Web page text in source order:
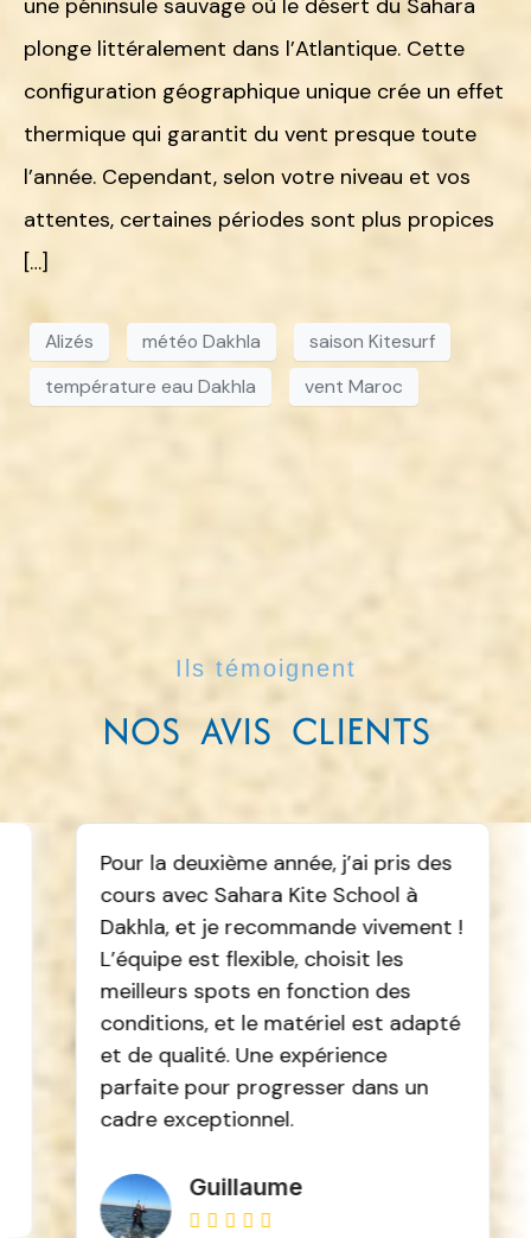
plonge littéralement dans l’Atlantique. Cette
configuration géographique unique crée un effet
thermique qui garantit du vent presque toute
l’année. Cependant, selon votre niveau et vos
attentes, certaines périodes sont plus propices
[…]
Alizés météo Dakhla
saison Kitesurf
température eau Dakhla
vent Maroc
Ils témoignent
NOS AVIS CLIENTS
Guillaume
   
la deuxième année, j’ai pris des
avec Sahara Kite School à
et je recommande vivement !
est flexible, choisit les
spots en fonction des
et le matériel est adapté
de qualité. Une expérience
pour progresser dans un
exceptionnel.
Je vais
avec
marée.